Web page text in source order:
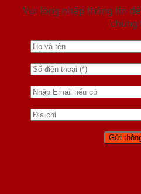
Vui lòng nhập thông tin
chúng